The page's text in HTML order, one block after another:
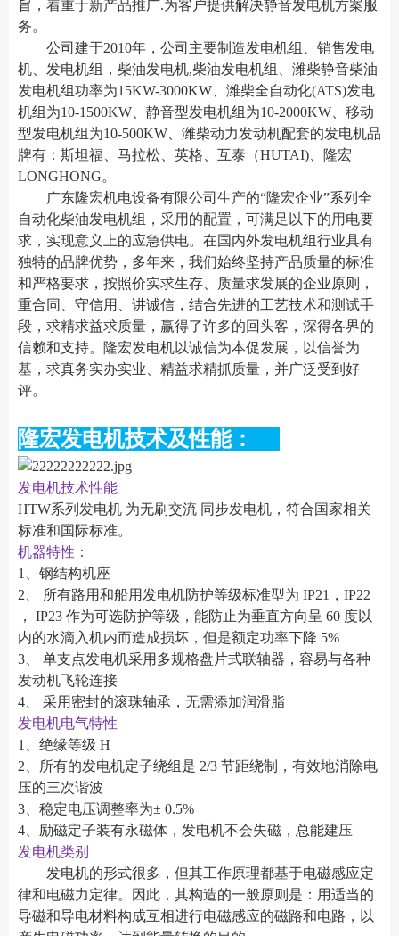
旨，着重于新产品推广.为客户提供解决静音发电机方案服
务。
公司建于2010年，公司主要制造发电机组、销售发电
机、发电机组，柴油发电机,柴油发电机组、潍柴静音柴油
发电机组功率为15KW-3000KW、潍柴全自动化(ATS)发电
机组为10-1500KW、静音型发电机组为10-2000KW、移动
型发电机组为10-500KW、潍柴动力发动机配套的发电机品
牌有：斯坦福、马拉松、英格、互泰（HUTAI)、隆宏
LONGHONG。
广东隆宏机电设备有限公司生产的“隆宏企业”系列全
自动化柴油发电机组，采用的配置，可满足以下的用电要
求，实现意义上的应急供电。在国内外发电机组行业具有
独特的品牌优势，多年来，我们始终坚持产品质量的标准
和严格要求，按照价实求生存、质量求发展的企业原则，
重合同、守信用、讲诚信，结合先进的工艺技术和测试手
段，求精求益求质量，赢得了许多的回头客，深得各界的
信赖和支持。隆宏发电机以诚信为本促发展，以信誉为
基，求真务实办实业、精益求精抓质量，并广泛受到好
评。
隆宏发电机技术及性能：
发电机技术性能
HTW系列发电机 为无刷交流 同步发电机，符合国家相关
标准和国际标准。
机器特性：
1、钢结构机座
2、 所有路用和船用发电机防护等级标准型为 IP21，IP22
， IP23 作为可选防护等级，能防止为垂直方向呈 60 度以
内的水滴入机内而造成损坏，但是额定功率下降 5%
3、 单支点发电机采用多规格盘片式联轴器，容易与各种
发动机飞轮连接
4、 采用密封的滚珠轴承，无需添加润滑脂
发电机电气特性
1、绝缘等级 H
2、所有的发电机定子绕组是 2/3 节距绕制，有效地消除电
压的三次谐波
3、稳定电压调整率为± 0.5%
4、励磁定子装有永磁体，发电机不会失磁，总能建压
发电机类别
发电机的形式很多，但其工作原理都基于电磁感应定
律和电磁力定律。因此，其构造的一般原则是：用适当的
导磁和导电材料构成互相进行电磁感应的磁路和电路，以